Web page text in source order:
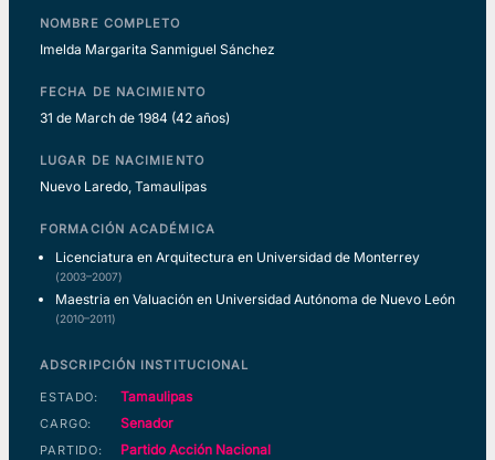
NOMBRE COMPLETO
Imelda Margarita Sanmiguel Sánchez
FECHA DE NACIMIENTO
31 de March de 1984 (42 años)
LUGAR DE NACIMIENTO
Nuevo Laredo, Tamaulipas
FORMACIÓN ACADÉMICA
Licenciatura en Arquitectura en Universidad de Monterrey
(2003–2007)
Maestria en Valuación en Universidad Autónoma de Nuevo León
(2010–2011)
ADSCRIPCIÓN INSTITUCIONAL
ESTADO: Tamaulipas
CARGO: Senador
PARTIDO: Partido Acción Nacional